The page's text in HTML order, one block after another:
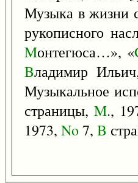
Музыка в жизни
рукописного
Mонтегюса…», «
Bладимир
Музыкальное
страницы,M.,
1973, No7, B